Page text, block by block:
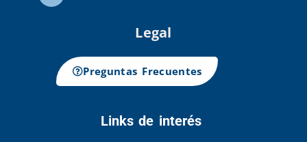
Legal
Preguntas Frecuentes
Links de interés